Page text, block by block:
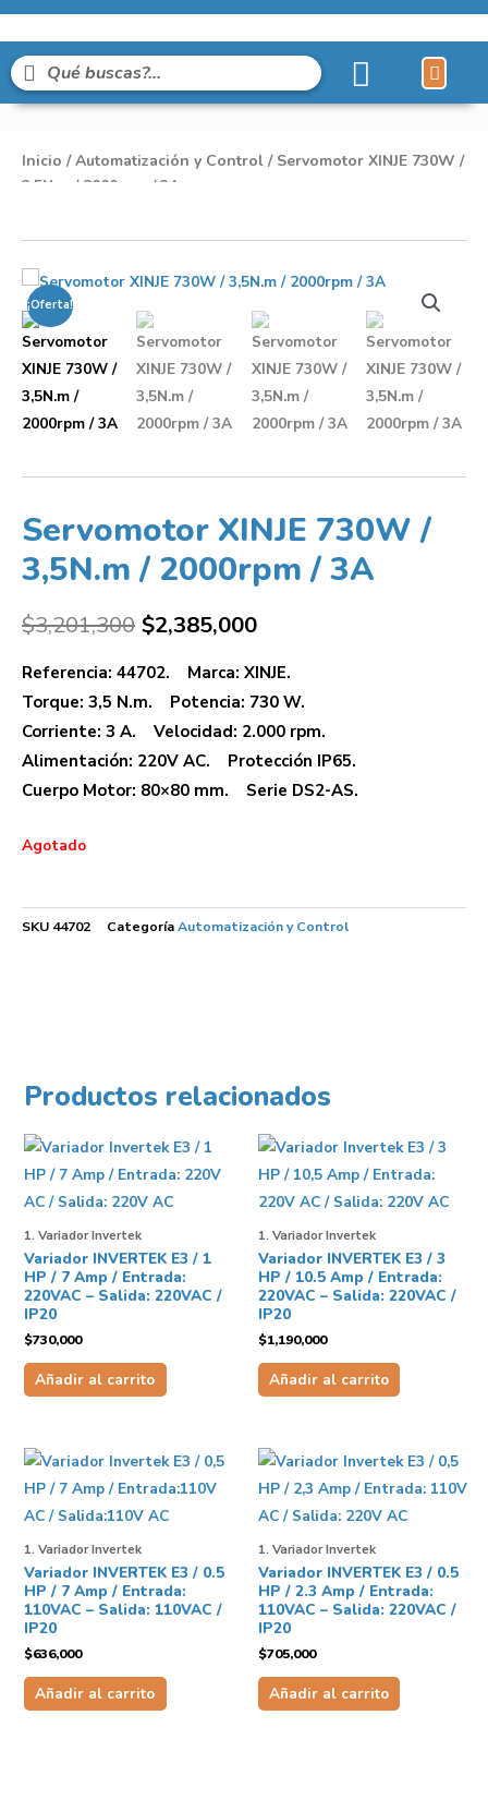
Inicio /Automatización y Control / Servomotor XINJE 730W /
3,5N.m / 2000rpm / 3A
¡Oferta!
Servomotor XINJE 730W /
3,5N.m / 2000rpm / 3A
$3,201,300 $2,385,000
Referencia: 44702. Marca: XINJE.
Torque: 3,5 N.m. Potencia: 730 W.
Corriente: 3 A. Velocidad: 2.000 rpm.
Alimentación: 220V AC. Protección IP65.
Cuerpo Motor: 80×80 mm. Serie DS2-AS.
Agotado
SKU 44702 CategoríaAutomatización y Control
Productos relacionados
1. Variador Invertek
Variador INVERTEK E3 / 1
HP / 7 Amp / Entrada:
220VAC – Salida: 220VAC /
IP20
$730,000
Añadir al carrito
1. Variador Invertek
Variador INVERTEK E3 / 3
HP / 10.5 Amp / Entrada:
220VAC – Salida: 220VAC /
IP20
$1,190,000
Añadir al carrito
1. Variador Invertek
Variador INVERTEK E3 / 0.5
HP / 7 Amp / Entrada:
110VAC – Salida: 110VAC /
IP20
$636,000
Añadir al carrito
1. Variador Invertek
Variador INVERTEK E3 / 0.5
HP / 2.3 Amp / Entrada:
110VAC – Salida: 220VAC /
IP20
$705,000
Añadir al carrito